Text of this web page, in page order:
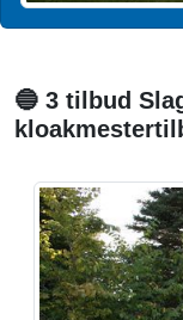
🔵 3 tilbud